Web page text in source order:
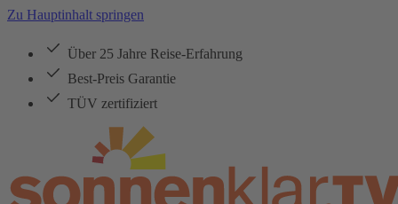
Zu Hauptinhalt springen
Über 25 Jahre Reise-Erfahrung
Best-Preis Garantie
TÜV zertifiziert